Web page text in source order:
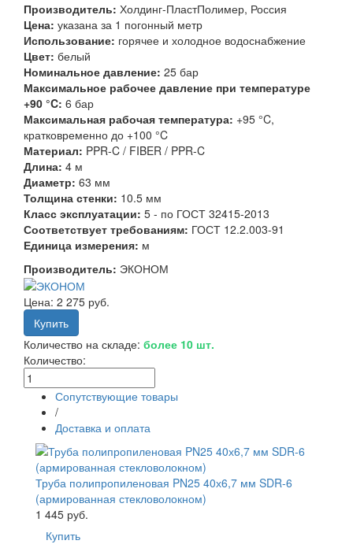
Производитель: Холдинг-ПластПолимер, Россия
Цена: указана за 1 погонный метр
Использование: горячее и холодное водоснабжение
Цвет: белый
Номинальное давление: 25 бар
Максимальное рабочее давление при температуре
+90 °C: 6 бар
Максимальная рабочая температура: +95 °C,
кратковременно до +100 °C
Материал: PPR-C / FIBER / PPR-C
Длина: 4 м
Диаметр: 63 мм
Толщина стенки: 10.5 мм
Класс эксплуатации: 5 - по ГОСТ 32415-2013
Соответствует требованиям: ГОСТ 12.2.003-91
Единица измерения: м
Производитель: ЭКОНОМ
Цена: 2 275 руб.
Количество на складе: более 10 шт.
Количество:
Сопутствующие товары
/
Доставка и оплата
Труба полипропиленовая PN25 40х6,7 мм SDR-6
(армированная стекловолокном)
1 445 руб.
Купить